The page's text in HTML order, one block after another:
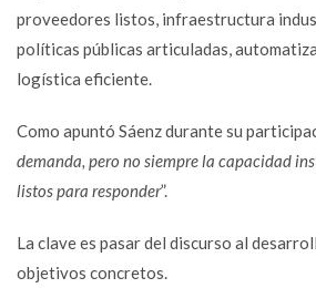
proveedores listos, infraestructura
políticas públicas articuladas,
logística eficiente.
Como apuntó Sáenz durante su
demanda, pero no siempre la capacidad
listos para responder”.
La clave es pasar del discurso al
objetivos concretos.